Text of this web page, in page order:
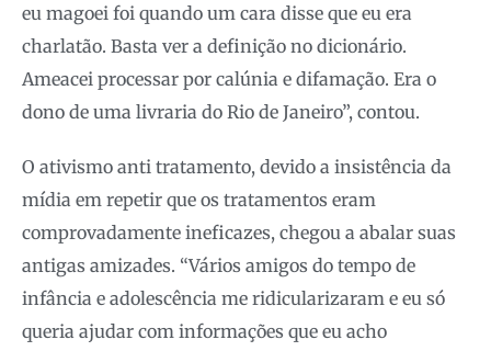
eu magoei foi quando um cara disse que eu era
charlatão. Basta ver a definição no dicionário.
Ameacei processar por calúnia e difamação. Era o
dono de uma livraria do Rio de Janeiro”, contou.
O ativismo anti tratamento, devido a insistência da
mídia em repetir que os tratamentos eram
comprovadamente ineficazes, chegou a abalar suas
antigas amizades. “Vários amigos do tempo de
infância e adolescência me ridicularizaram e eu só
queria ajudar com informações que eu acho